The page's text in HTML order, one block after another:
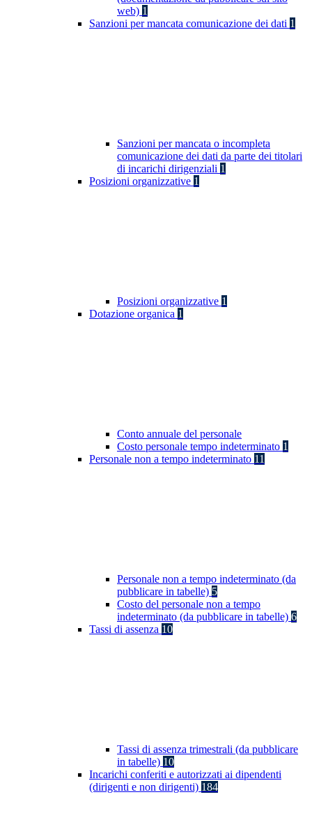
web) 1
Sanzioni per mancata comunicazione dei dati 1
Sanzioni per mancata o incompleta
comunicazione dei dati da parte dei titolari
di incarichi dirigenziali 1
Posizioni organizzative 1
Posizioni organizzative 1
Dotazione organica 1
Conto annuale del personale
Costo personale tempo indeterminato 1
Personale non a tempo indeterminato 11
Personale non a tempo indeterminato (da
pubblicare in tabelle) 5
Costo del personale non a tempo
indeterminato (da pubblicare in tabelle) 6
Tassi di assenza 10
Tassi di assenza trimestrali (da pubblicare
in tabelle) 10
Incarichi conferiti e autorizzati ai dipendenti
(dirigenti e non dirigenti) 184